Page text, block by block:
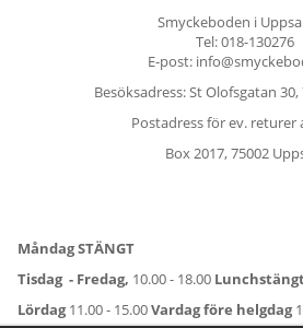
Smyckeboden i
Tel:018-130276
E-post:
Besöksadress: St Olofsgatan
Postadress för ev. returer
Box 2017, 75002
Måndag STÄNGT
Tisdag - Fredag, 10.00 - 18.00
Lördag11.00 - 15.00Vardag före helgdag